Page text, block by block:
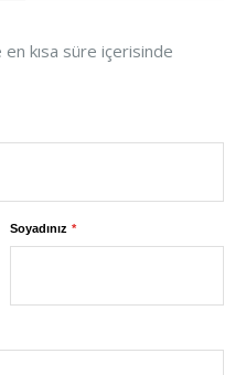
kısa süre içerisinde
Soyadınız